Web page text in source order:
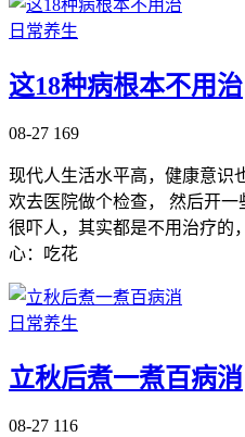
日常养生
这18种病根本不用治
08-27 169
现代人生活水平高，健康意识
欢去医院做个检查， 然后开
很吓人，其实都是不用治疗的
心：吃花
日常养生
立秋后煮一煮百病消
08-27 116